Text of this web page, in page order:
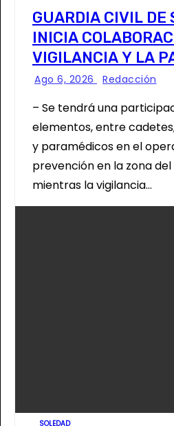
GUARDIA CIVIL DE
INICIA
VIGILANCIA Y LA
LA FENAPO
Ago 6, 2026 Redacción
– Se tendrá una
elementos, entre
y paramédicos en el
prevención en la zona
mientras la vigilancia…
SOLEDAD